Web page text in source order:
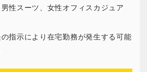
性スーツ、女性オフィスカジュア
指示により在宅勤務が発生する可能